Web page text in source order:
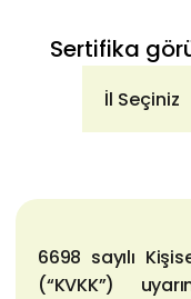
Sertifika
İl Seçiniz
6698 sayılı
(“KVKK”)